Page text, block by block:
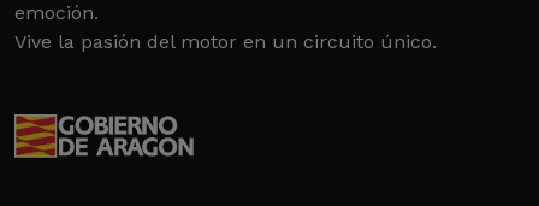
emoción.
Vive la pasión del motor en un circuito único.